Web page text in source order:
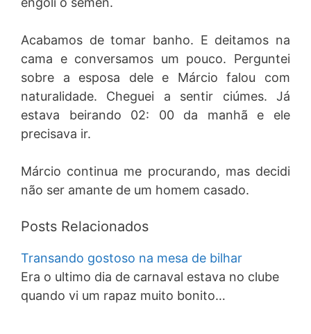
Acabamos de tomar banho. E deitamos na
cama e conversamos um pouco. Perguntei
sobre a esposa dele e Márcio falou com
naturalidade. Cheguei a sentir ciúmes. Já
estava beirando 02: 00 da manhã e ele
precisava ir.
Márcio continua me procurando, mas decidi
não ser amante de um homem casado.
Posts Relacionados
Transando gostoso na mesa de bilhar
Era o ultimo dia de carnaval estava no clube
quando vi um rapaz muito bonito…